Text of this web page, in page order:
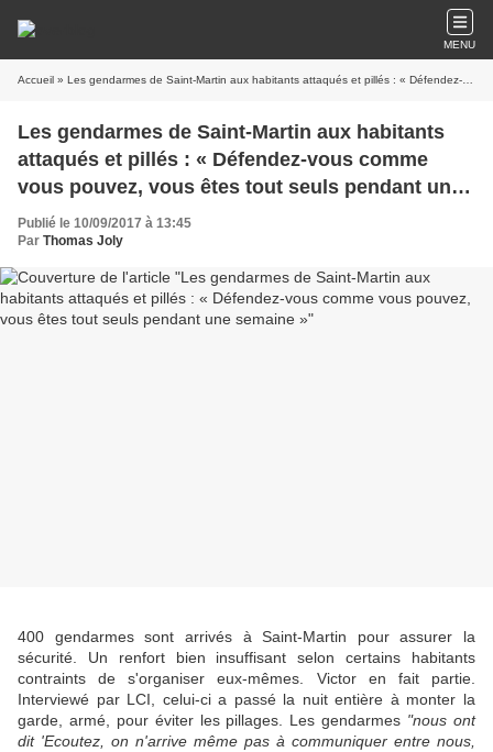
MENU
Accueil » Les gendarmes de Saint-Martin aux habitants attaqués et pillés : « Défendez-vous comme vous pouvez, vous êtes tout seuls pendant une semaine »
Les gendarmes de Saint-Martin aux habitants
attaqués et pillés : « Défendez-vous comme
vous pouvez, vous êtes tout seuls pendant une
semaine »
Publié le 10/09/2017 à 13:45
Par Thomas Joly
400 gendarmes sont arrivés à Saint-Martin pour assurer la
sécurité. Un renfort bien insuffisant selon certains habitants
contraints de s'organiser eux-mêmes. Victor en fait partie.
Interviewé par LCI, celui-ci a passé la nuit entière à monter la
garde, armé, pour éviter les pillages. Les gendarmes "nous ont
dit 'Ecoutez, on n'arrive même pas à communiquer entre nous,